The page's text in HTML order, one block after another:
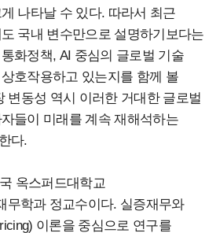
나타날 수 있다. 따라서 최근
국내 변수만으로 설명하기보다는
화정책, AI 중심의 글로벌 기술
호작용하고 있는지를 함께 볼
변동성 역시 이러한 거대한 글로벌
들이 미래를 계속 재해석하는
다.
옥스퍼드대학교
무학과 정교수이다. 실증재무와
이론을 중심으로 연구를